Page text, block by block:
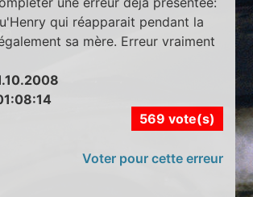
qui réapparait pendant la
sa mère. Erreur vraiment
569 vote(s)
Voter pour cette erreur